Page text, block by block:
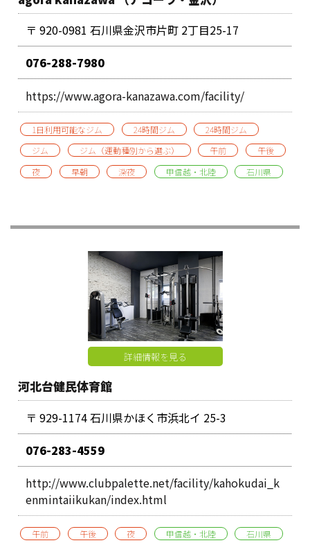
〒 920-0981 石川県金沢市片町 2丁目25-17
076-288-7980
https://www.agora-kanazawa.com/facility/
1日利用可能なジム 24時間ジム
24時間ジム
ジム
ジム（運動種別から選ぶ） 午前
午後
夜
早朝 深夜 甲信越・北陸 石川県
詳細情報を見る
河北台健民体育館
〒 929-1174 石川県かほく市浜北イ 25-3
076-283-4559
http://www.clubpalette.net/facility/kahokudai_k
enmintaiikukan/index.html
午前 午後 夜 甲信越・北陸 石川県